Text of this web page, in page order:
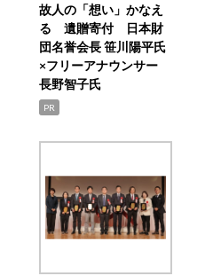
故人の「想い」かなえ
る 遺贈寄付 日本財
団名誉会長 笹川陽平氏
×フリーアナウンサー
長野智子氏
PR